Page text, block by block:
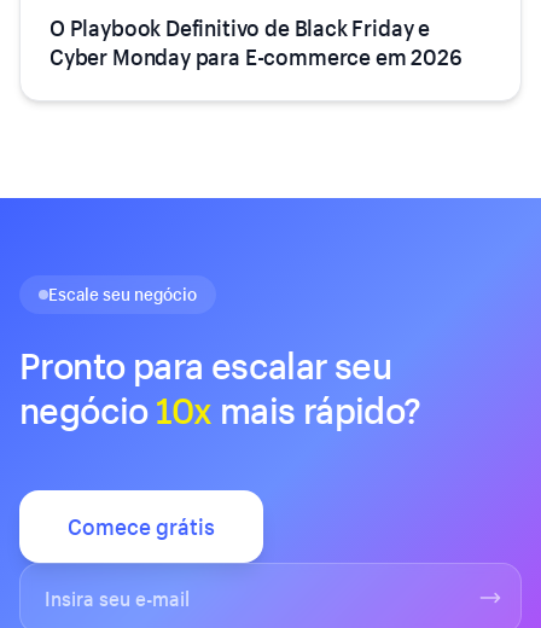
O Playbook Definitivo de Black Friday e
Cyber Monday para E-commerce em 2026
Escale seu negócio
Pronto para escalar seu
negócio10x mais rápido?
Comece grátis